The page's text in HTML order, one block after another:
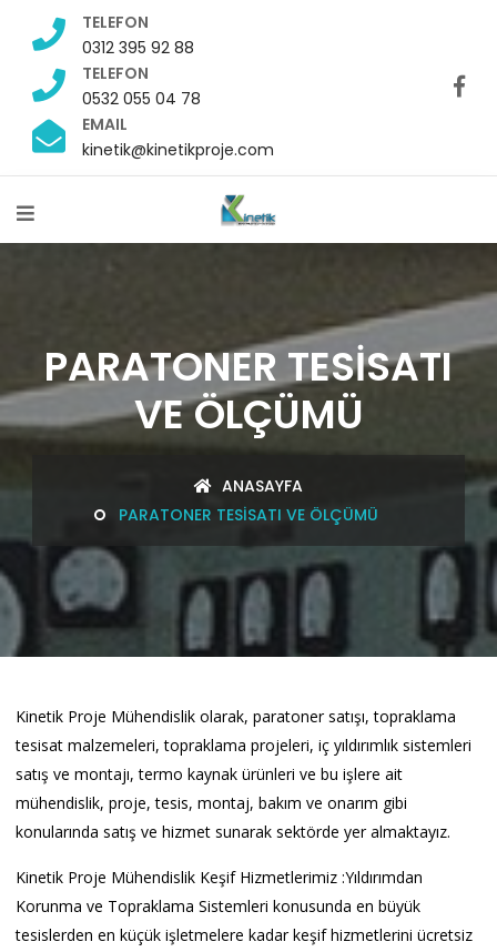
TELEFON
0312 395 92 88
TELEFON
0532 055 04 78
EMAIL
kinetik@kinetikproje.com
PARATONER TESİSATI
VE ÖLÇÜMÜ
ANASAYFA
PARATONER TESİSATI VE ÖLÇÜMÜ
Kinetik Proje Mühendislik olarak, paratoner satışı, topraklama
tesisat malzemeleri, topraklama projeleri, iç yıldırımlık sistemleri
satış ve montajı, termo kaynak ürünleri ve bu işlere ait
mühendislik, proje, tesis, montaj, bakım ve onarım gibi
konularında satış ve hizmet sunarak sektörde yer almaktayız.
Kinetik Proje Mühendislik Keşif Hizmetlerimiz :Yıldırımdan
Korunma ve Topraklama Sistemleri konusunda en büyük
tesislerden en küçük işletmelere kadar keşif hizmetlerini ücretsiz